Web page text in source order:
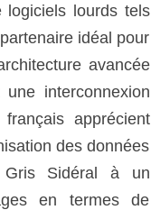
logiciels lourds tels
idéal pour
avancée
interconnexion
apprécient
des données
Gris Sidéral à un
en termes de